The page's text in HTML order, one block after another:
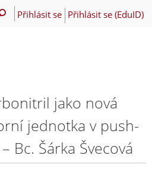
Přihlásit se Přihlásit se (EduID)
jako nová
jednotka v push-
Bc. Šárka Švecová